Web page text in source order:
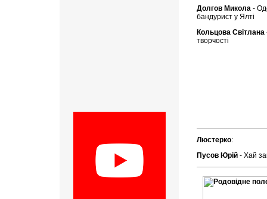
Долгов Микола -
бандурист у Ялті
Кольцова Світлана
творчості
Люстерко:
Пусов Юрій - Хай